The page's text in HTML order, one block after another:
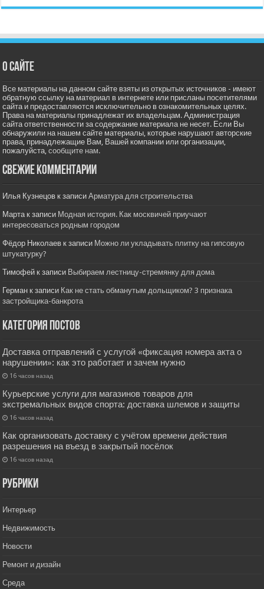
О сайте
Все материалы на данном сайте взяты из открытых источников - имеют
обратную ссылку на материал в интернете или присланы посетителями
сайта и предоставляются исключительно в ознакомительных целях.
Права на материалы принадлежат их владельцам. Администрация
сайта ответственности за содержание материала не несет. Если Вы
обнаружили на нашем сайте материалы, которые нарушают авторские
права, принадлежащие Вам, Вашей компании или организации,
пожалуйста,сообщите нам.
Свежие комментарии
Илья Кузнецов к записиАрматура для строительства
Мартак записи Модная история. Как москвичей приучают
интересоваться родным городом
Фёдор Николаев к записи Можно ли укладывать плитку на гипсовую
штукатурку?
Тимофей к записи Выбираем лестницу-стремянку для дома
Герман к записи Как не стать обманутым дольщиком? 3 признака
застройщика-банкрота
Категория постов
Доставка отправлений с услугой «фиксация номера акта о
нарушении»: как это работает и зачем нужно
16 часов назад
Курьерские услуги для магазинов товаров для
экстремальных видов спорта: доставка шлемов и защиты
16 часов назад
Как организовать доставку с учётом времени действия
разрешения на въезд в закрытый посёлок
16 часов назад
РУбрики
Интерьер
Недвижимость
Новости
Ремонт и дизайн
Среда